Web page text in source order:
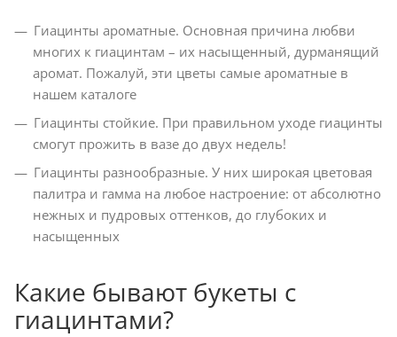
Гиацинты ароматные. Основная причина любви
многих к гиацинтам – их насыщенный, дурманящий
аромат. Пожалуй, эти цветы самые ароматные в
нашем каталоге
Гиацинты стойкие. При правильном уходе гиацинты
смогут прожить в вазе до двух недель!
Гиацинты разнообразные. У них широкая цветовая
палитра и гамма на любое настроение: от абсолютно
нежных и пудровых оттенков, до глубоких и
насыщенных
Какие бывают букеты с
гиацинтами?